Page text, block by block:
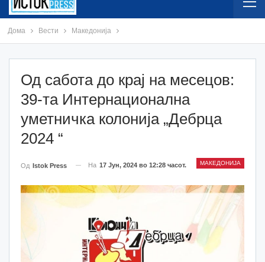
Дома Вести Македонија
Од сабота до крај на месецов:
39-та Интернационална
уметничка колонија „Дебрца
2024 “
МАКЕДОНИЈА
Од Istok Press На 17 Јун, 2024 во 12:28 часот.